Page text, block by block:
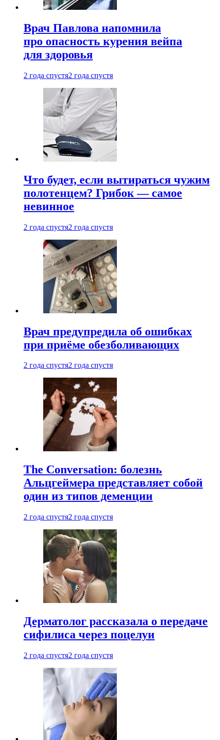
Врач Павлова напомнила
про опасность курения вейпа
для здоровья
2 года спустя2 года спустя
Что будет, если вытираться чужим
полотенцем? Грибок — самое
невинное
2 года спустя2 года спустя
Врач предупредила об ошибках
при приëме обезболивающих
2 года спустя2 года спустя
The Conversation: болезнь
Альцгеймера представляет собой
один из типов деменции
2 года спустя2 года спустя
Дерматолог рассказала о передаче
сифилиса через поцелуи
2 года спустя2 года спустя